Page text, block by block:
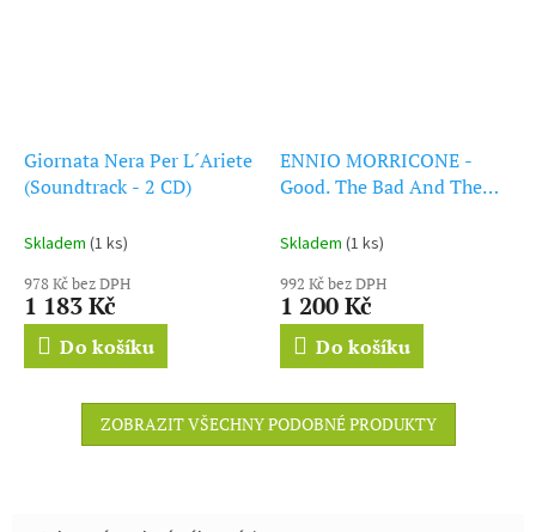
Giornata Nera Per L´Ariete
(Soundtrack - 2 CD)
Skladem (1 ks)
978 Kč bez DPH
1 183 Kč
Do košíku
ENNIO MORRICONE -
Good. The Bad And The
(CD)
Skladem (1 ks)
992 Kč bez DPH
1 200 Kč
Do košíku
ZOBRAZIT VŠECHNY PODOBNÉ PRODUKTY